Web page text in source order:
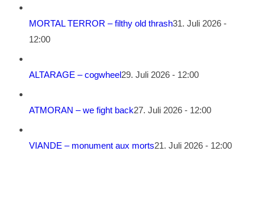
MORTAL TERROR – filthy old thrash31. Juli 2026 -
12:00
ALTARAGE – cogwheel29. Juli 2026 - 12:00
ATMORAN – we fight back27. Juli 2026 - 12:00
VIANDE – monument aux morts21. Juli 2026 - 12:00